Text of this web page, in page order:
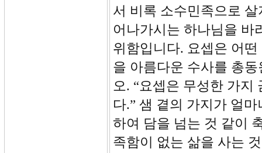
서 비록 소수민족으로
어나가시는 하나님을 바
위함입니다. 요셉은 어
을 아름다운 수사를 총
오. “요셉은 무성한 가지
다.” 샘 곁의 가지가 얼
하여 담을 넘는 것 같이
족함이 없는 삶을 사는